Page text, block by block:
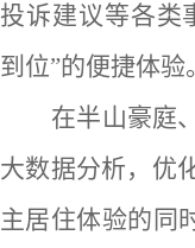
投诉建议等各类
到位”的便捷体验。
在半山豪庭
大数据分析，优
主居住体验的同